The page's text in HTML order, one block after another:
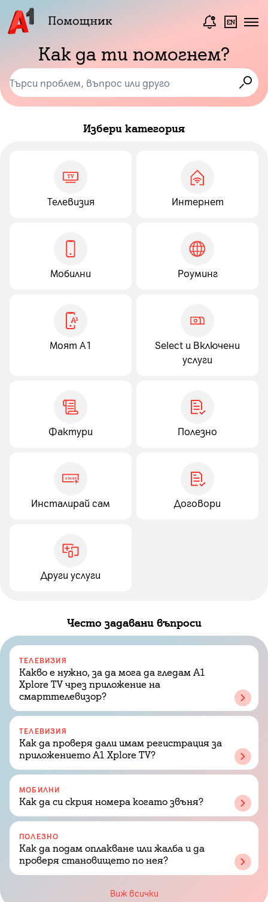
Как да ти помогнем?
Избери категория
Телевизия Интернет
Мобилни Роуминг
Моят А1
Select и Включени
услуги
Фактури Полезно
Инсталирай сам Договори
Други услуги
Често задавани въпроси
ТЕЛЕВИЗИЯ
Какво е нужно, за да мога да гледам A1
Xplore TV чрез приложение на
смарттелевизор?
ТЕЛЕВИЗИЯ
Как да проверя дали имам регистрация за
приложението A1 Xplore TV?
МОБИЛНИ
Как да си скрия номера когато звъня?
ПОЛЕЗНО
Как да подам оплакване или жалба и да
проверя становището по нея?
Виж всички